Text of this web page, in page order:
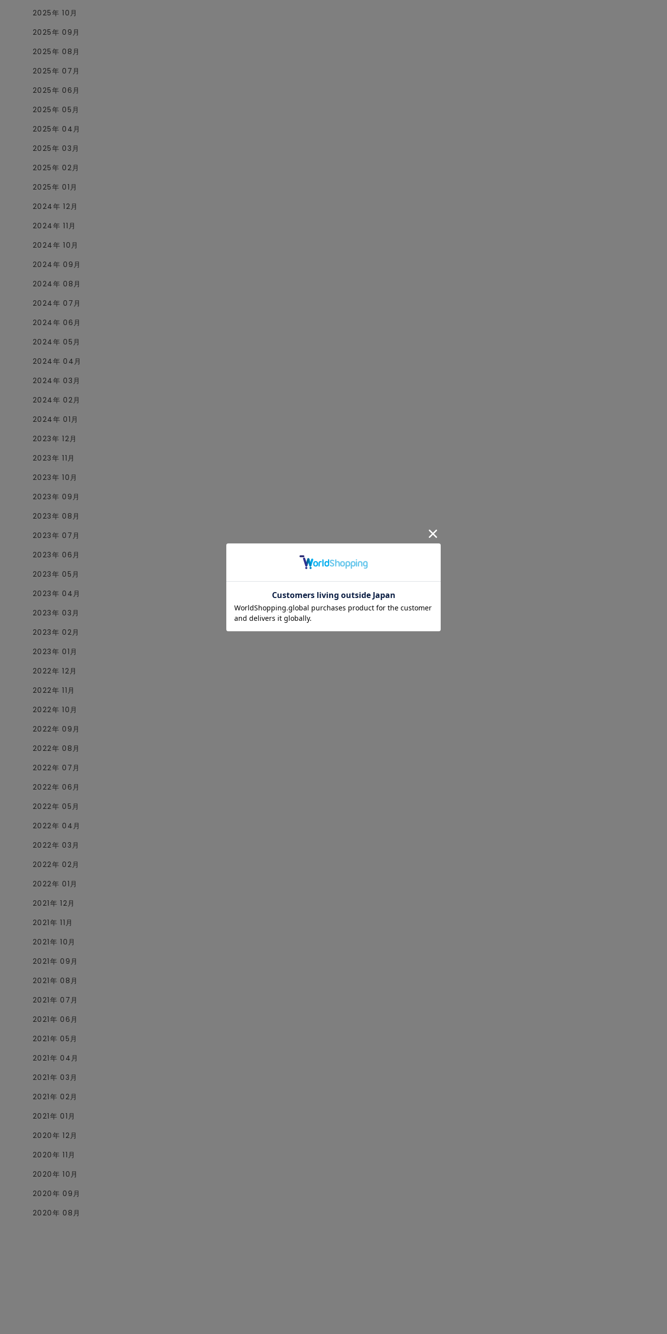
2025年 10月
2025年 09月
2025年 08月
2025年 07月
2025年 06月
2025年 05月
2025年 04月
2025年 03月
2025年 02月
2025年 01月
2024年 12月
2024年 11月
2024年 10月
2024年 09月
2024年 08月
2024年 07月
2024年 06月
2024年 05月
2024年 04月
2024年 03月
2024年 02月
2024年 01月
2023年 12月
2023年 11月
2023年 10月
2023年 09月
2023年 08月
2023年 07月
2023年 06月
2023年 05月
2023年 04月
2023年 03月
2023年 02月
2023年 01月
2022年 12月
2022年 11月
2022年 10月
2022年 09月
2022年 08月
2022年 07月
2022年 06月
2022年 05月
2022年 04月
2022年 03月
2022年 02月
2022年 01月
2021年 12月
2021年 11月
2021年 10月
2021年 09月
2021年 08月
2021年 07月
2021年 06月
2021年 05月
2021年 04月
2021年 03月
2021年 02月
2021年 01月
2020年 12月
2020年 11月
2020年 10月
2020年 09月
2020年 08月